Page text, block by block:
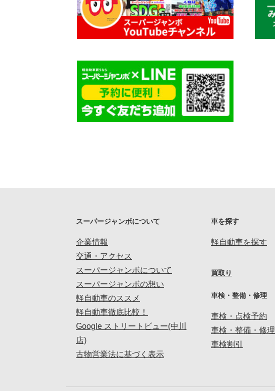
スーパージャンボについて
企業情報
交通・アクセス
スーパージャンボについて
スーパージャンボの想い
軽自動車のススメ
軽自動車徹底比較！
Google ストリートビュー(中川
店)
古物営業法に基づく表示
車を探す
軽自動車を探す
買取り
車検・整備・修理
車検・点検予約
車検・整備・修理
車検割引